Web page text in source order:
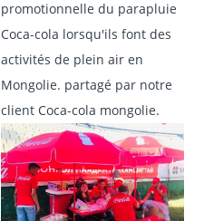
promotionnelle du parapluie
Coca-cola lorsqu'ils font des
activités de plein air en
Mongolie. partagé par notre
client Coca-cola mongolie.